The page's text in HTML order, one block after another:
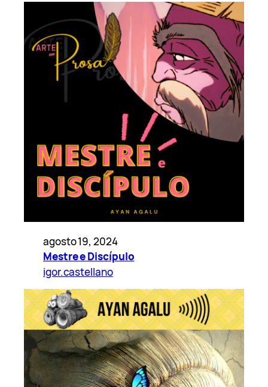
agosto 19, 2024
Mestre e Discípulo
igor.castellano